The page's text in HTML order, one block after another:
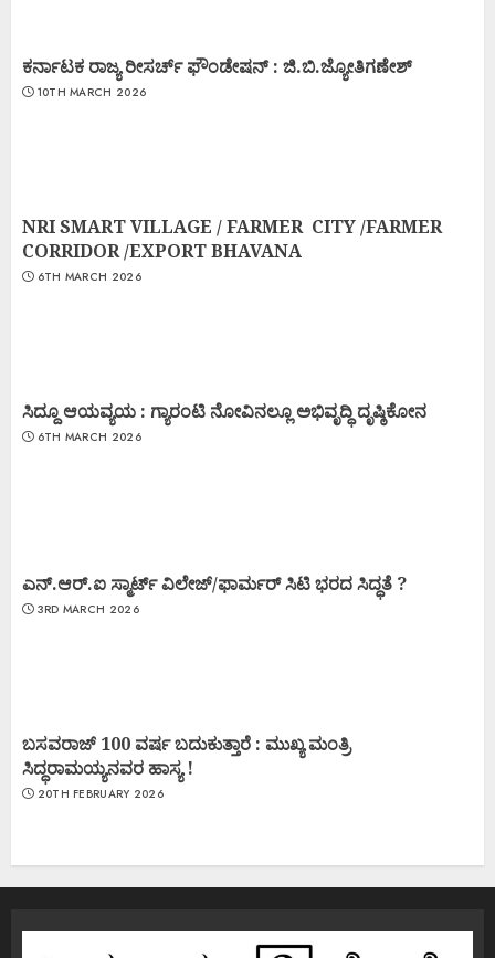
ಕರ್ನಾಟಕ ರಾಜ್ಯ ರೀಸರ್ಚ್ ಫೌಂಡೇಷನ್ : ಜಿ.ಬಿ.ಜ್ಯೋತಿಗಣೇಶ್
10TH MARCH 2026
NRI SMART VILLAGE / FARMER CITY /FARMER
CORRIDOR /EXPORT BHAVANA
6TH MARCH 2026
ಸಿದ್ದೂ ಆಯವ್ಯಯ : ಗ್ಯಾರಂಟಿ ನೋವಿನಲ್ಲೂ ಅಭಿವೃದ್ಧಿ ದೃಷ್ಠಿಕೋನ
6TH MARCH 2026
ಎನ್.ಆರ್.ಐ ಸ್ಮಾರ್ಟ್ ವಿಲೇಜ್/ಫಾರ್ಮರ್ ಸಿಟಿ ಭರದ ಸಿದ್ಧತೆ ?
3RD MARCH 2026
ಬಸವರಾಜ್ 100 ವರ್ಷ ಬದುಕುತ್ತಾರೆ : ಮುಖ್ಯ ಮಂತ್ರಿ
ಸಿದ್ಧರಾಮಯ್ಯನವರ ಹಾಸ್ಯ !
20TH FEBRUARY 2026